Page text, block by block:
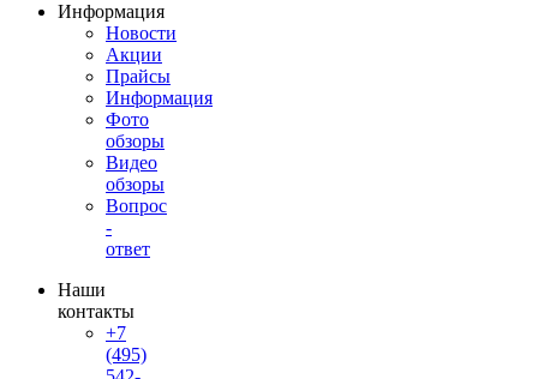
Информация
Новости
Акции
Прайсы
Информация
Фото
обзоры
Видео
обзоры
Вопрос
-
ответ
Наши
контакты
+7
(495)